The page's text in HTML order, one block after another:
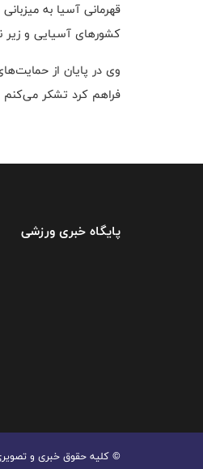
قهرمانی آسیا به
کشورهای آسیایی و زیر
وی در پایان از
فراهم کرد تشکر می‌کنم
پایگاه خبری ورزشی
© کليه حقوق خبری و